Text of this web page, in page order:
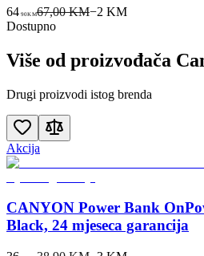
64 90KM67,00 KM−2 KM
Dostupno
Više od proizvođača
Drugi proizvodi istog brenda
Akcija
CANYON Power Bank
Black, 24 mjeseca garancija